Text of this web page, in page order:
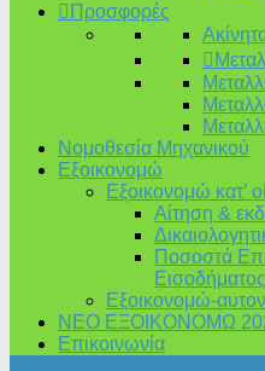
Προσφορές
Νομοθεσία Μηχανικού
Εξοικονομώ
Εξοικονομώ κατ’
Αίτηση &
Ποσοστά
Εισοδήματος
Εξοικονομώ-
ΝΕΟ ΕΞΟΙΚΟΝΟΜΩ
Επικοινωνία